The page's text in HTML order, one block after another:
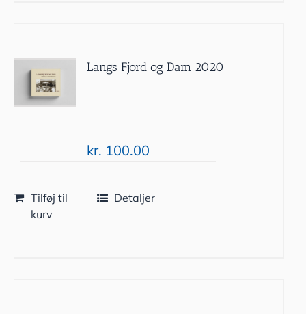
Langs Fjord og Dam 2020
kr. 100.00
Tilføj til
kurv
Detaljer